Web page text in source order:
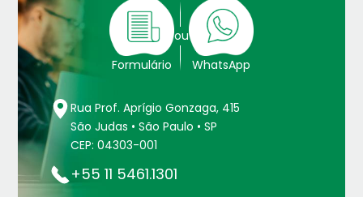
Formulário
ou
WhatsApp
Rua Prof. Aprígio Gonzaga, 415
São Judas • São Paulo • SP
CEP: 04303-001
+55 11 5461.1301